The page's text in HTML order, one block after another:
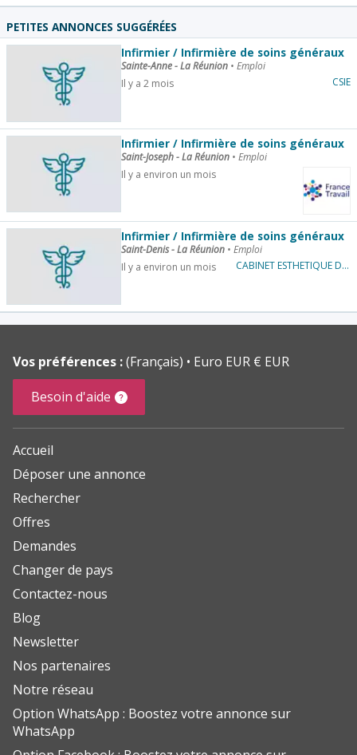
PETITES ANNONCES SUGGÉRÉES
Infirmier / Infirmière de soins généraux
Sainte-Anne - La Réunion • Emploi
Il y a 2 mois
CSIE
Infirmier / Infirmière de soins généraux
Saint-Joseph - La Réunion • Emploi
Il y a environ un mois
Infirmier / Infirmière de soins généraux
Saint-Denis - La Réunion • Emploi
Il y a environ un mois
CABINET ESTHETIQUE DERMA JOLIE
Vos préférences :(Français)
Euro EUR € EUR
Besoin d'aide
Accueil
Déposer une annonce
Rechercher
Offres
Demandes
Changer de pays
Contactez-nous
Blog
Newsletter
Nos partenaires
Notre réseau
Option WhatsApp : Boostez votre annonce sur
WhatsApp